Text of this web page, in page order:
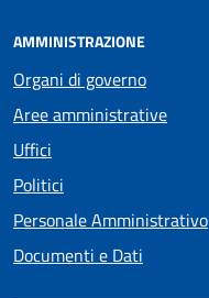
AMMINISTRAZIONE
Organi di governo
Aree amministrative
Uffici
Politici
Personale Amministrativo
Documenti e Dati